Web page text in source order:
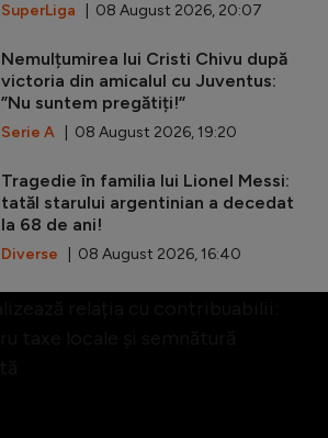
SuperLiga | 08 August 2026, 20:07
Nemulțumirea lui Cristi Chivu după
victoria din amicalul cu Juventus:
”Nu suntem pregătiți!”
Serie A | 08 August 2026, 19:20
Tragedie în familia lui Lionel Messi:
tatăl starului argentinian a decedat
la 68 de ani!
Diverse | 08 August 2026, 16:40